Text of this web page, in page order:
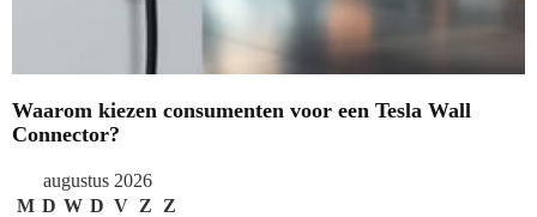
Waarom kiezen consumenten voor een Tesla Wall
Connector?
augustus 2026
M D W D V Z
Z